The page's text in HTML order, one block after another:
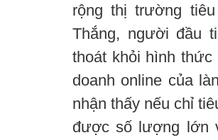
rộng thị trường
Thắng, người đầu
thoát khỏi hình
doanh online của
nhận thấy nếu chỉ
được số lượng lớn